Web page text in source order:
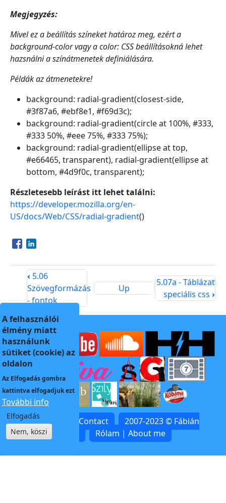
Megjegyzés:
Mivel ez a beállítás színeket határoz meg, ezért a
background-color vagy a color: CSS beállításokná lehet
hazsnálni a színátmenetek definiálására.
Példák az átmenetekre!
background: radial-gradient(closest-side,
#3f87a6, #ebf8e1, #f69d3c);
background: radial-gradient(circle at 100%, #333,
#333 50%, #eee 75%, #333 75%);
background: radial-gradient(ellipse at top,
#e66465, transparent), radial-gradient(ellipse at
bottom, #4d9f0c, transparent);
Részletesebb leírást itt lehet találni:
https://developer.mozilla.org/en-
US/docs/Web/CSS/radial-gradient()
Opens in a new window
Opens in a new window
‹ 5.06
Szövegformázás
- fontok
Up
5.07a - Táblázat
speciális css›
Kapcsolat | Contact
2007-2023 © Fábián
Rólam | About me
A felhasználói
élmény miatt
használunk
sütiket (cookie) az
oldalon
Az Elfogadásgombra
kattintva elfogadjuk ezt
További info
Elfogadás
Nem, köszi